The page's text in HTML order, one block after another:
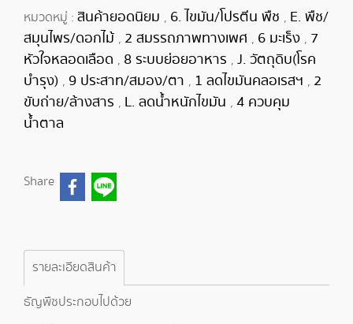
หมวดหมู่ : สินค้ายอดนิยม , 6. ไขมัน/โปรตีน พืช , E. พืช/
สมุนไพร/ดอกไม้ , 2 สมรรถภาพทางเพศ , 6 มะเร็ง , 7
หัวใจหลอดเลือด , 8 ระบบย่อยอาหาร , J. วัตถุดิบ(โรค
บำรุง) , 9 ประสาท/สมอง/ตา , 1 ลดไขมันคลอเรสฯ , 2
ขับถ่าย/ล้างสาร , L. ลดน้ำหนักไขมัน , 4 ควบคุม
น้ำตาล
Share
รายละเอียดสินค้า
ธัญพืชประกอบไปด้วย